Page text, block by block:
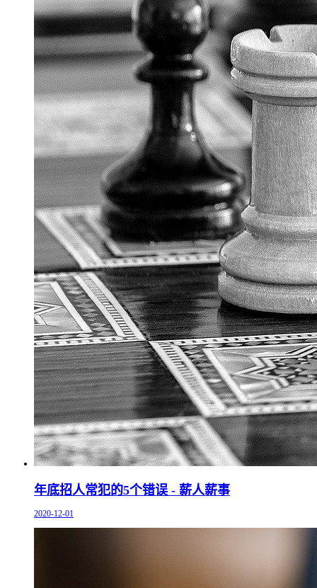
年底招人常犯的5个错误 - 薪人薪事
2020-12-01